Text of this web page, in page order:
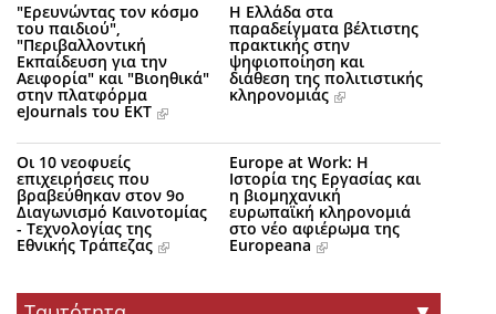
"Ερευνώντας τον κόσμο
του παιδιού",
"Περιβαλλοντική
Εκπαίδευση για την
Αειφορία" και "Βιοηθικά"
στην πλατφόρμα
eJournals του ΕΚΤ
Η Ελλάδα στα
παραδείγματα βέλτιστης
πρακτικής στην
ψηφιοποίηση και
διάθεση της πολιτιστικής
κληρονομιάς
Οι 10 νεοφυείς
επιχειρήσεις που
βραβεύθηκαν στον 9ο
Διαγωνισμό Καινοτομίας
- Τεχνολογίας της
Εθνικής Τράπεζας
Europe at Work: H
Ιστορία της Εργασίας και
η βιομηχανική
ευρωπαϊκή κληρονομιά
στο νέο αφιέρωμα της
Europeana